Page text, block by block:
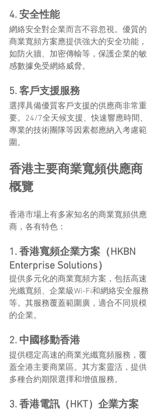
4. 安全性能
網絡安全對企業而言不容忽視。優質的
商業寬頻方案應提供強大的安全功能，
如防火牆、加密傳輸等，保護企業的敏
感數據免受網絡威脅。
5. 客戶支援服務
選擇具備優質客戶支援的供應商非常重
要。24/7全天候支援、快速響應時間、
專業的技術團隊等因素都應納入考慮範
圍。
香港主要商業寬頻供應商
概覽
香港市場上有多家知名的商業寬頻供應
商，各有特色：
1. 香港寬頻企業方案（HKBN
Enterprise Solutions）
提供多元化的商業寬頻方案，包括高速
光纖寬頻、企業級Wi-Fi和網絡安全服務
等。其服務覆蓋範圍廣，適合不同規模
的企業。
2. 中國移動香港
提供穩定高速的商業光纖寬頻服務，覆
蓋全港主要商業區。其方案靈活，提供
多種合約期限選擇和增值服務。
3. 香港電訊（HKT）企業方案